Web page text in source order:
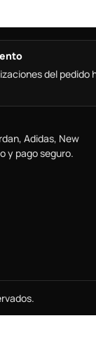
del pedido
Adidas, New
y pago seguro.